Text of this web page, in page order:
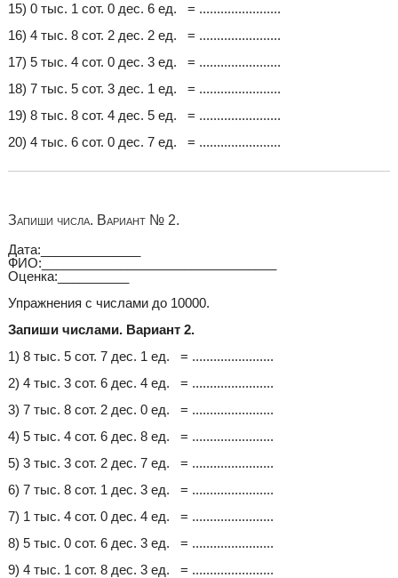
15) 0 тыс. 1 сот. 0 дес. 6 ед. = .......................
16) 4 тыс. 8 сот. 2 дес. 2 ед. = .......................
17) 5 тыс. 4 сот. 0 дес. 3 ед. = .......................
18) 7 тыс. 5 сот. 3 дес. 1 ед. = .......................
19) 8 тыс. 8 сот. 4 дес. 5 ед. = .......................
20) 4 тыс. 6 сот. 0 дес. 7 ед. = .......................
Запиши числа. Вариант № 2.
Дата:______________
ФИО:_________________________________
Оценка:__________
Упражнения с числами до 10000.
Запиши числами. Вариант 2.
1) 8 тыс. 5 сот. 7 дес. 1 ед. = .......................
2) 4 тыс. 3 сот. 6 дес. 4 ед. = .......................
3) 7 тыс. 8 сот. 2 дес. 0 ед. = .......................
4) 5 тыс. 4 сот. 6 дес. 8 ед. = .......................
5) 3 тыс. 3 сот. 2 дес. 7 ед. = .......................
6) 7 тыс. 8 сот. 1 дес. 3 ед. = .......................
7) 1 тыс. 4 сот. 0 дес. 4 ед. = .......................
8) 5 тыс. 0 сот. 6 дес. 3 ед. = .......................
9) 4 тыс. 1 сот. 8 дес. 3 ед. = .......................